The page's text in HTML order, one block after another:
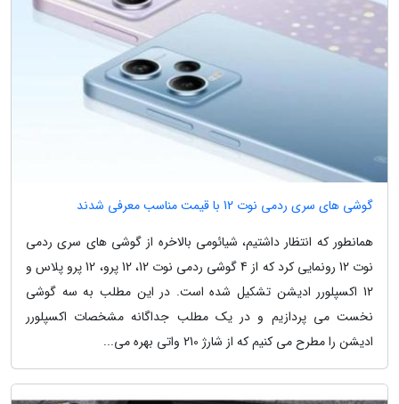
گوشی های سری ردمی نوت 12 با قیمت مناسب معرفی شدند
همانطور که انتظار داشتیم، شیائومی بالاخره از گوشی های سری ردمی
نوت 12 رونمایی کرد که از 4 گوشی ردمی نوت 12، 12 پرو، 12 پرو پلاس و
12 اکسپلورر ادیشن تشکیل شده است. در این مطلب به سه گوشی
نخست می پردازیم و در یک مطلب جداگانه مشخصات اکسپلورر
ادیشن را مطرح می کنیم که از شارژ 210 واتی بهره می...